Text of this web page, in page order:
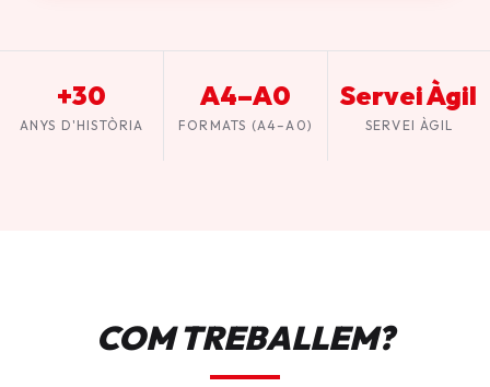
+30
ANYS D'HISTÒRIA
A4–A0
FORMATS (A4–A0)
Servei Àgil
SERVEI ÀGIL
COM TREBALLEM?